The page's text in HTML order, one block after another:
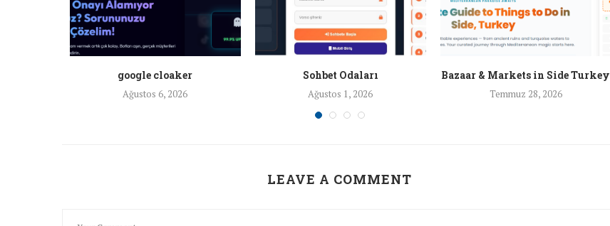
google cloaker
Ağustos 6, 2026
Sohbet Odaları
Ağustos 1, 2026
Bazaar & Markets in Side Turkey
Temmuz 28, 2026
LEAVE A COMMENT